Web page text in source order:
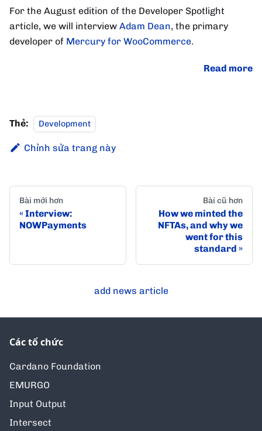
For the August edition of the Developer Spotlight
article, we will interview Adam Dean, the primary
developer of Mercury for WooCommerce.
Read more
Thẻ: Development
Chỉnh sửa trang này
Bài mới hơn
Interview:
NOWPayments
Bài cũ hơn
How we minted the
NFTAs, and why we
went for this
standard
add news article
Các tổ chức
Cardano Foundation
EMURGO
Input Output
Intersect